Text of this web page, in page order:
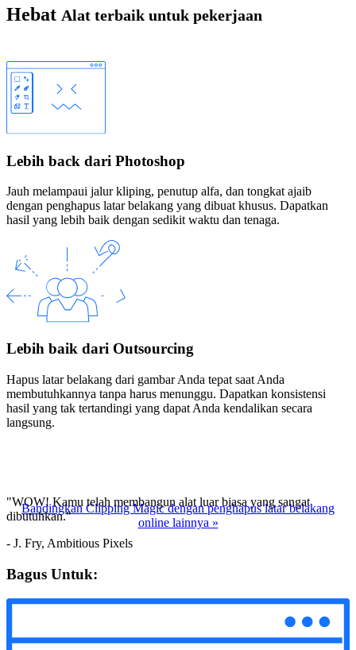
Hebat Alat terbaik untuk pekerjaan
Lebih back dari Photoshop
Jauh melampaui jalur kliping, penutup alfa, dan tongkat ajaib
dengan penghapus latar belakang yang dibuat khusus. Dapatkan
hasil yang lebih baik dengan sedikit waktu dan tenaga.
Lebih baik dari Outsourcing
Hapus latar belakang dari gambar Anda tepat saat Anda
membutuhkannya tanpa harus menunggu. Dapatkan konsistensi
hasil yang tak tertandingi yang dapat Anda kendalikan secara
langsung.
Bandingkan Clipping Magic dengan penghapus latar belakang
online lainnya »
"WOW! Kamu telah membangun alat luar biasa yang sangat
dibutuhkan."
- J. Fry, Ambitious Pixels
Bagus Untuk: